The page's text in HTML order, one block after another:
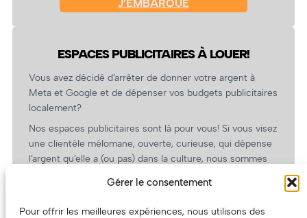
Gérer le consentement
Pour offrir les meilleures expériences, nous utilisons des
J’EMBARQUE
ESPACES PUBLICITAIRES À LOUER!
Vous avez décidé d’arrêter de donner votre argent à
Meta et Google et de dépenser vos budgets publicitaires
localement?
Nos espaces publicitaires sont là pour vous! Si vous visez
une clientèle mélomane, ouverte, curieuse, qui dépense
l’argent qu’elle a (ou pas) dans la culture, nous sommes
revient.